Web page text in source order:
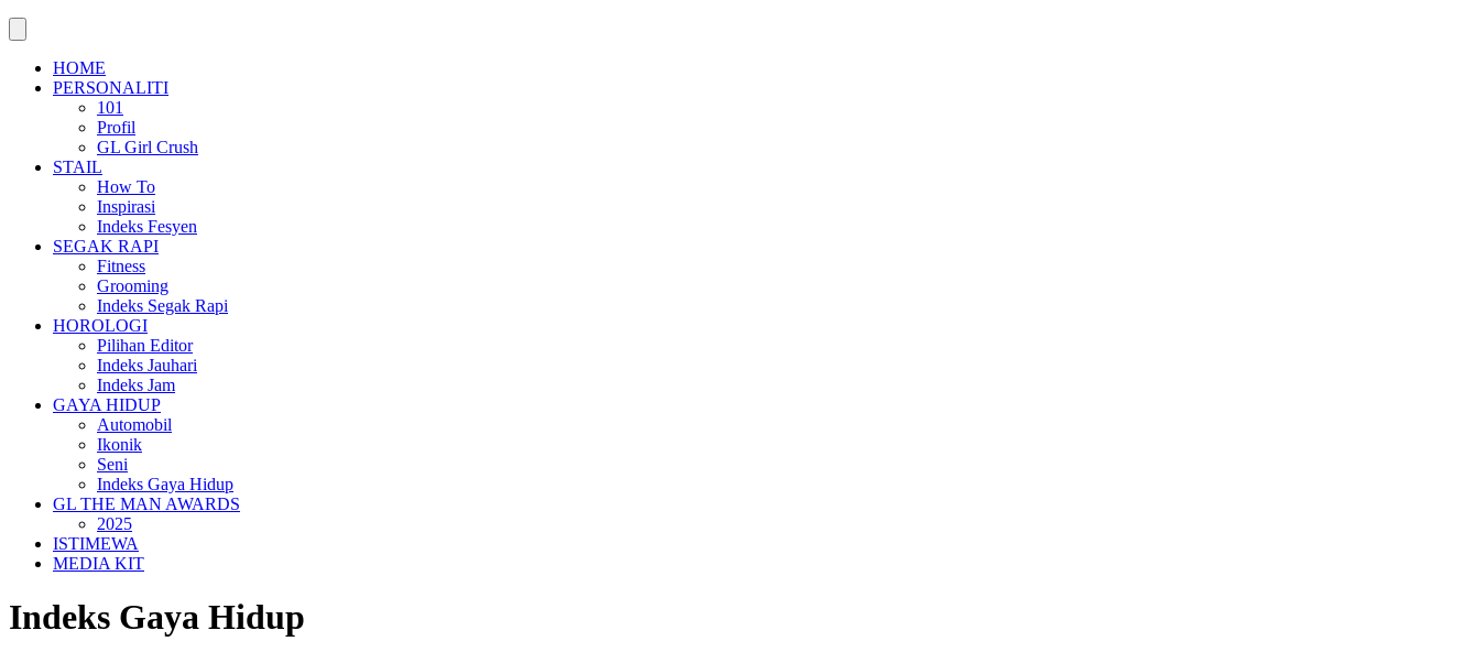
HOME
PERSONALITI
101
Profil
GL Girl Crush
STAIL
How To
Inspirasi
Indeks Fesyen
SEGAK RAPI
Fitness
Grooming
Indeks Segak Rapi
HOROLOGI
Pilihan Editor
Indeks Jauhari
Indeks Jam
GAYA HIDUP
Automobil
Ikonik
Seni
Indeks Gaya Hidup
GL THE MAN AWARDS
2025
ISTIMEWA
MEDIA KIT
Indeks Gaya Hidup